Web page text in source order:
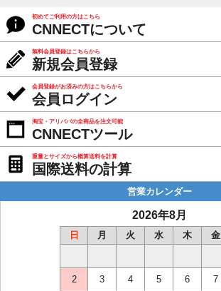
初めてご利用の方はこちら
CNNECTについて
無料会員登録はこちらから
新規会員登録
会員登録がお済みの方はこちらから
会員ログイン
淘宝・アリババの全商品を注文可能
CNNECTツール
重量とサイズから概算送料を計算
国際送料の計算
営業カレンダー
2026年8月
日 月 火 水 木 金
2 3 4 5 6 7